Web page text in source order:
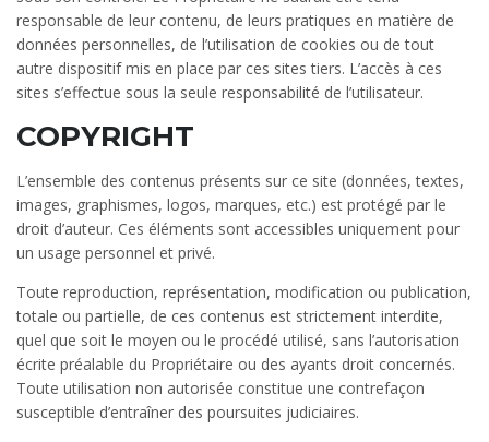
responsable de leur contenu, de leurs pratiques en matière de
données personnelles, de l’utilisation de cookies ou de tout
autre dispositif mis en place par ces sites tiers. L’accès à ces
sites s’effectue sous la seule responsabilité de l’utilisateur.
COPYRIGHT
L’ensemble des contenus présents sur ce site (données, textes,
images, graphismes, logos, marques, etc.) est protégé par le
droit d’auteur. Ces éléments sont accessibles uniquement pour
un usage personnel et privé.
Toute reproduction, représentation, modification ou publication,
totale ou partielle, de ces contenus est strictement interdite,
quel que soit le moyen ou le procédé utilisé, sans l’autorisation
écrite préalable du Propriétaire ou des ayants droit concernés.
Toute utilisation non autorisée constitue une contrefaçon
susceptible d’entraîner des poursuites judiciaires.